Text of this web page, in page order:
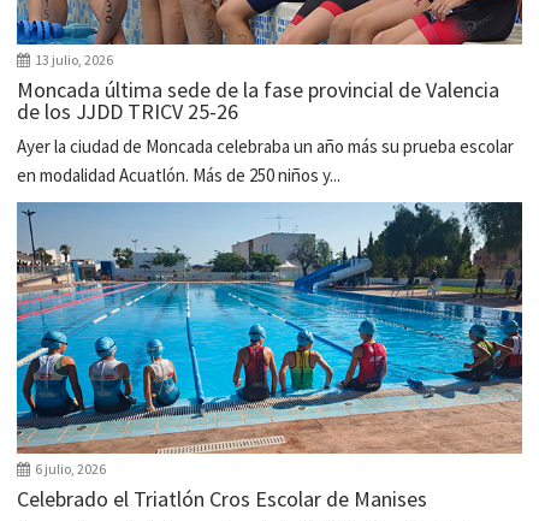
13 julio, 2026
Moncada última sede de la fase provincial de Valencia
de los JJDD TRICV 25-26
Ayer la ciudad de Moncada celebraba un año más su prueba escolar
en modalidad Acuatlón. Más de 250 niños y...
6 julio, 2026
Celebrado el Triatlón Cros Escolar de Manises